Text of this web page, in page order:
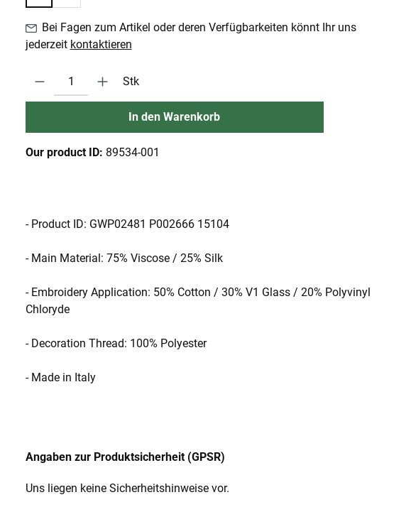
Bei Fagen zum Artikel oder deren Verfügbarkeiten könnt Ihr uns
jederzeit kontaktieren
Produkt Anzahl: Gib den gewünschten Wert ein oder benutze die Schaltflächen um die
Stk
In den Warenkorb
Our product ID: 89534-001
- Product ID: GWP02481 P002666 15104
- Main Material: 75% Viscose / 25% Silk
- Embroidery Application: 50% Cotton / 30% V1 Glass / 20% Polyvinyl
Chloryde
- Decoration Thread: 100% Polyester
- Made in Italy
Angaben zur Produktsicherheit (GPSR)
Uns liegen keine Sicherheitshinweise vor.